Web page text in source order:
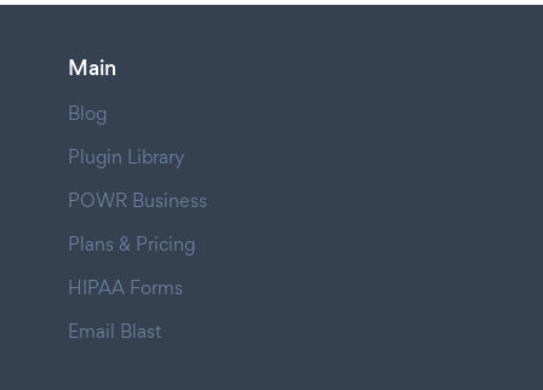
Main
Blog
Plugin Library
POWR Business
Plans & Pricing
HIPAA Forms
Email Blast